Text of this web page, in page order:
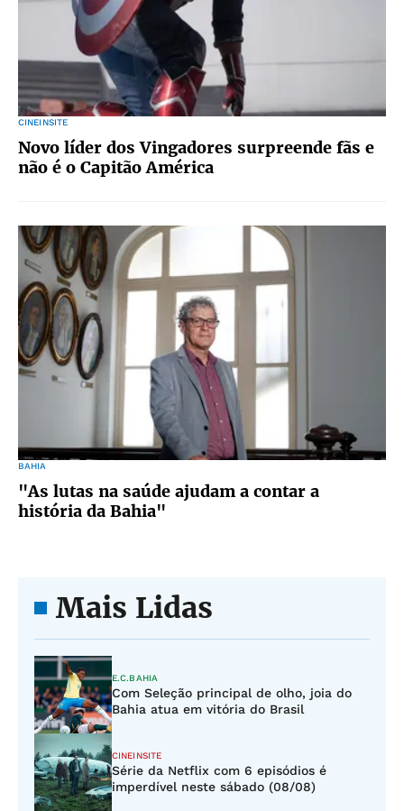
CINEINSITE
Novo líder dos Vingadores surpreende fãs e
não é o Capitão América
BAHIA
"As lutas na saúde ajudam a contar a
história da Bahia"
Mais Lidas
E.C.BAHIA
Com Seleção principal de olho, joia do
Bahia atua em vitória do Brasil
CINEINSITE
Série da Netflix com 6 episódios é
imperdível neste sábado (08/08)